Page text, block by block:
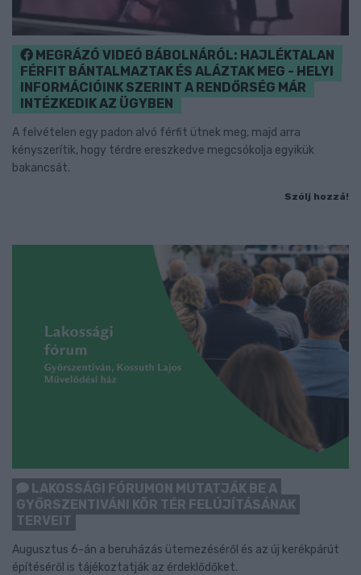
MEGRÁZÓ VIDEÓ BÁBOLNÁRÓL: HAJLÉKTALAN
FÉRFIT BÁNTALMAZTAK ÉS ALÁZTAK MEG - HELYI
INFORMÁCIÓINK SZERINT A RENDŐRSÉG MÁR
INTÉZKEDIK AZ ÜGYBEN
A felvételen egy padon alvó férfit ütnek meg, majd arra
kényszerítik, hogy térdre ereszkedve megcsókolja egyikük
bakancsát.
Szólj hozzá!
LAKOSSÁGI FÓRUMON MUTATJÁK BE A
GYŐRSZENTIVÁNI KÖR TÉR FELÚJÍTÁSÁNAK
TERVEIT
Augusztus 6-án a beruházás ütemezéséről és az új kerékpárút
építéséről is tájékoztatják az érdeklődőket.